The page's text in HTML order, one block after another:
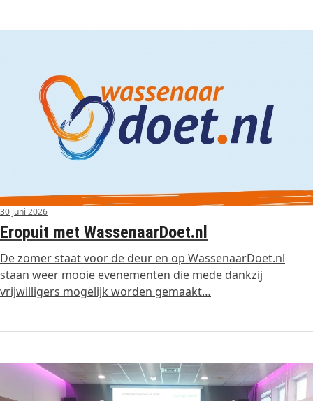
30 juni 2026
Eropuit met WassenaarDoet.nl
De zomer staat voor de deur en op WassenaarDoet.nl
staan weer mooie evenementen die mede dankzij
vrijwilligers mogelijk worden gemaakt…